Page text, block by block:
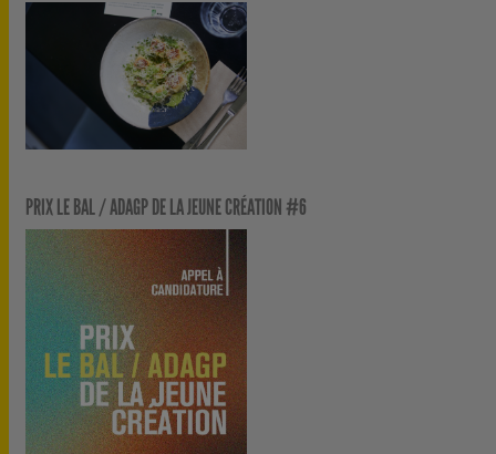
PRIX LE BAL / ADAGP DE LA JEUNE CRÉATION #6